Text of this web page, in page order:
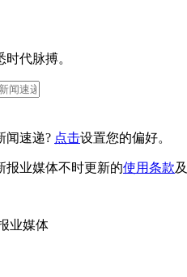
代脉搏。
闻速递? 点击设置您的偏好。
报业媒体不时更新的使用条款及
业媒体